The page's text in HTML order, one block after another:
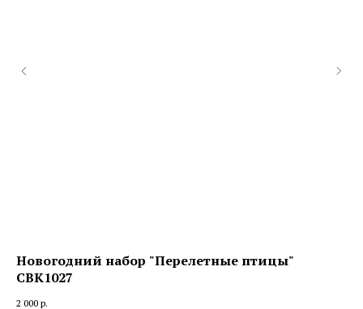
Новогодний набор "Перелетные птицы"
СВК1027
2 000 р.